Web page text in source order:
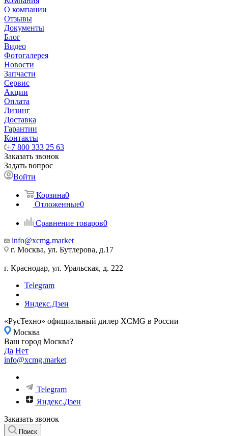
О компании
Отзывы
Документы
Блог
Видео
Фотогалерея
Новости
Запчасти
Сервис
Акции
Оплата
Лизинг
Доставка
Гарантии
Контакты
+7 800 333 25 63
Заказать звонок
Задать вопрос
Войти
Корзина0
Отложенные0
Сравнение товаров0
info@xcmg.market
г. Москва, ул. Бутлерова, д.17
г. Краснодар, ул. Уральская, д. 222
Telegram
Яндекс.Дзен
«РусТехно» официальный дилер XCMG в России
Москва
Ваш город Москва?
Да Нет
info@xcmg.market
Telegram
Яндекс.Дзен
Заказать звонок
Поиск